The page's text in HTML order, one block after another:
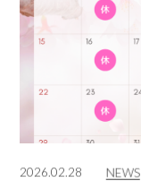
2026.02.28 NEWS